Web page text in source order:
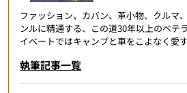
ファッション、カバン、革小物、クルマ
ンルに精通する、この道30年以上のベテ
イベートではキャンプと車をこよなく愛す
執筆記事一覧